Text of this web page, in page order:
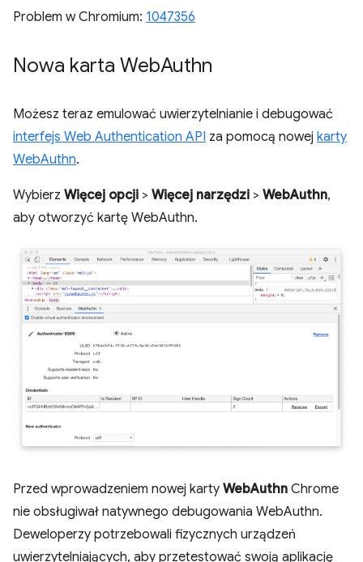
Problem w Chromium: 1047356
Nowa karta WebAuthn
Możesz teraz emulować uwierzytelnianie i debugować
interfejs Web Authentication API za pomocą nowej karty
WebAuthn.
Wybierz Więcej opcji > Więcej narzędzi > WebAuthn,
aby otworzyć kartę WebAuthn.
Przed wprowadzeniem nowej karty WebAuthn Chrome
nie obsługiwał natywnego debugowania WebAuthn.
Deweloperzy potrzebowali fizycznych urządzeń
uwierzytelniających, aby przetestować swoją aplikację